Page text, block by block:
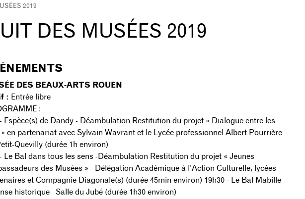
2019
DES MUSÉES 2019
DES BEAUX-ARTS ROUEN
: Entrée libre
:
Espèce(s) de Dandy - Déambulation Restitution du projet « Dialogue entre les
en partenariat avec Sylvain Wavrant et le Lycée professionnel Albert Pourrière
Quevilly (durée 1h environ)
Le Bal dans tous les sens -Déambulation Restitution du projet « Jeunes
des Musées » - Délégation Académique à l’Action Culturelle, lycées
et Compagnie Diagonale(s) (durée 45min environ) 19h30 - Le Bal Mabille
historique Salle du Jubé (durée 1h30 environ)